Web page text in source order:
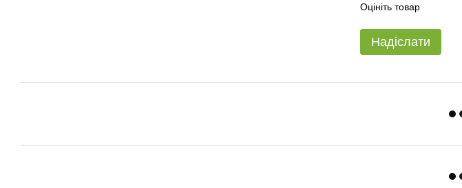
Оцініть товар
Надіслати